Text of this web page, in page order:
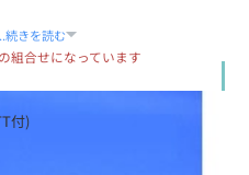
続きを読む
組合せになっています
付)